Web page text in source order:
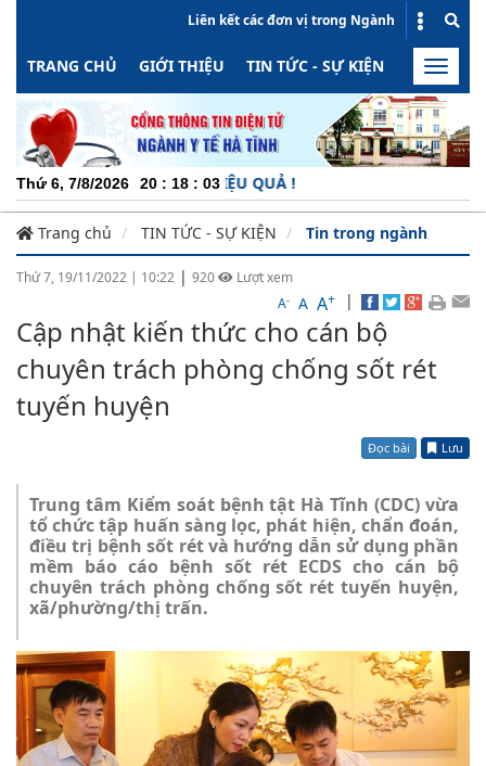
Liên kết các đơn vị trong Ngành
TRANG CHỦ GIỚI THIỆU TIN TỨC - SỰ KIỆN HOẠT
Toggle
Thứ 6, 7/8/2026 20 : 18 : 04
- MINH BẠCH - HIỆU QUẢ !
Trang chủ TIN TỨC - SỰ KIỆN Tin trong ngành
Thứ 7, 19/11/2022 | 10:22 | 920
Lượt xem
A- A A+ |
Cập nhật kiến thức cho cán bộ
chuyên trách phòng chống sốt rét
tuyến huyện
Đọc bài Lưu
Trung tâm Kiểm soát bệnh tật Hà Tĩnh (CDC) vừa
tổ chức tập huấn sàng lọc, phát hiện, chẩn đoán,
điều trị bệnh sốt rét và hướng dẫn sử dụng phần
mềm báo cáo bệnh sốt rét ECDS cho cán bộ
chuyên trách phòng chống sốt rét tuyến huyện,
xã/phường/thị trấn.